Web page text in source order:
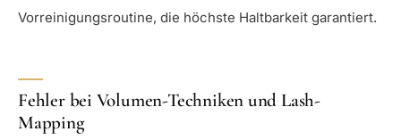
Vorreinigungsroutine, die höchste Haltbarkeit garantiert.
Fehler bei Volumen-Techniken und Lash-
Mapping